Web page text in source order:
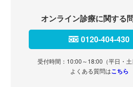
オンライン診療に関する
0120-404-430
受付時間：10:00～18:00（平日・土
よくある質問はこちら